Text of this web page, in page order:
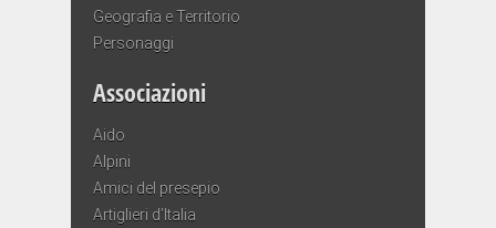
Geografia e Territorio
Personaggi
Associazioni
Aido
Alpini
Amici del presepio
Artiglieri d’Italia